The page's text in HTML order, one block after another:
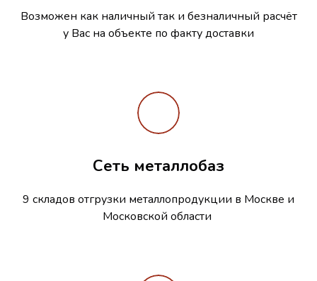
Возможен как наличный так и безналичный расчёт
у Вас на объекте по факту доставки
Сеть металлобаз
9 складов отгрузки металлопродукции в Москве и
Московской области